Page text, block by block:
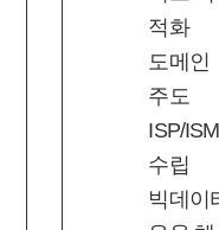
적화
도메인
주도
ISP/
수립
빅데이